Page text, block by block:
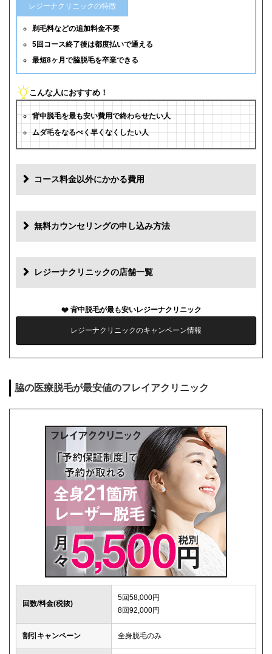
レジーナクリニックの特徴
剃毛料などの追加料金不要
5回コース終了後は都度払いで通える
最短8ヶ月で脇脱毛を卒業できる
こんな人におすすめ！
背中脱毛を最も安い費用で終わらせたい人
ムダ毛をなるべく早くなくしたい人
コース料金以外にかかる費用
初診料 0円
再診料 0円
薬代 0円
シェービング代 0円
キャンセル料 前日まで無料
無料カウンセリングの申し込み方法
レジーナクリニックの店舗一覧
背中脱毛が最も安いレジーナクリニック
レジーナクリニックのキャンペーン情報
脇の医療脱毛が最安値のフレイアクリニック
回数/料金(税抜)
5回58,000円
8回92,000円
割引キャンペーン 全身脱毛のみ